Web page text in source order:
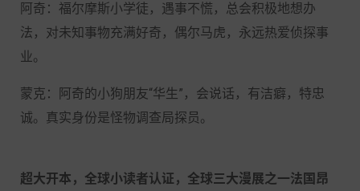
阿奇：福尔摩斯小学徒，遇事不慌，总会积极地想办
法，对未知事物充满好奇，偶尔马虎，永远热爱侦探事
业。
蒙克：阿奇的小狗朋友“华生”，会说话，有洁癖，特忠
诚。真实身份是怪物调查局探员。
超大开本，全球小读者认证，全球三大漫展之一法国昂